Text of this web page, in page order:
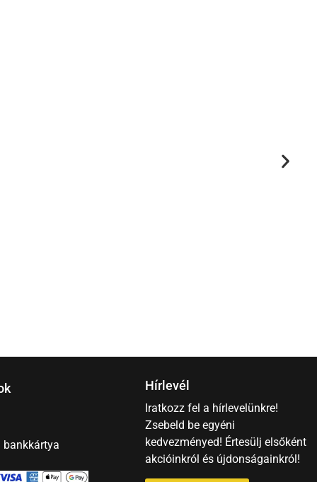
bankkártya
Hírlevél
Iratkozz fel a hírlevelünkre!
Zsebeld be egyéni
kedvezményed! Értesülj elsőként
akcióinkról és újdonságainkról!